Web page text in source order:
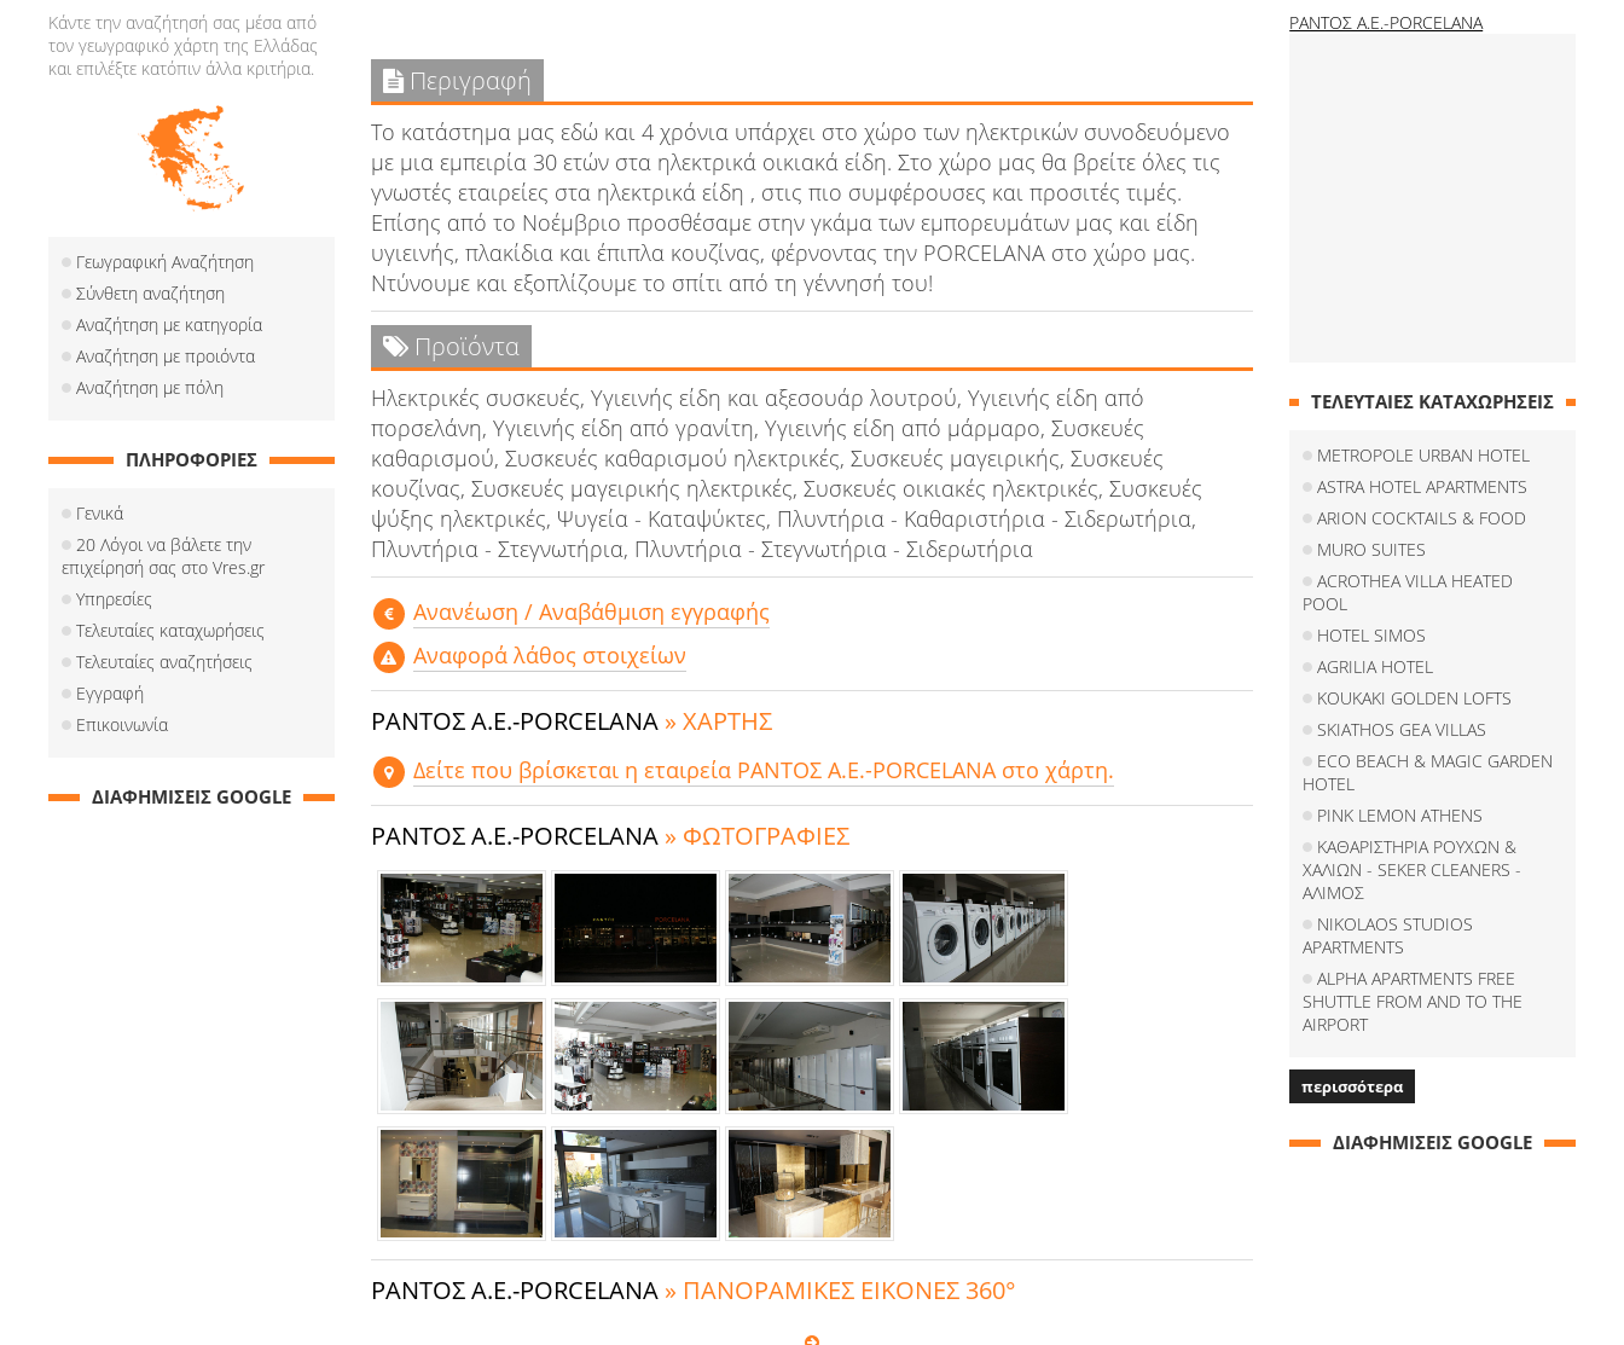
Περιγραφή
Το κατάστημα μας εδώ και 4 χρόνια υπάρχει στο χώρο των ηλεκτρικών συνοδευόμενο
με μια εμπειρία 30 ετών στα ηλεκτρικά οικιακά είδη. Στο χώρο μας θα βρείτε όλες τις
γνωστές εταιρείες στα ηλεκτρικά είδη , στις πιο συμφέρουσες και προσιτές τιμές.
Επίσης από το Νοέμβριο προσθέσαμε στην γκάμα των εμπορευμάτων μας και είδη
υγιεινής, πλακίδια και έπιπλα κουζίνας, φέρνοντας την PORCELANA στο χώρο μας.
Ντύνουμε και εξοπλίζουμε το σπίτι από τη γέννησή του!
Προϊόντα
Ηλεκτρικές συσκευές, Υγιεινής είδη και αξεσουάρ λουτρού, Υγιεινής είδη από
πορσελάνη, Υγιεινής είδη από γρανίτη, Υγιεινής είδη από μάρμαρο, Συσκευές
καθαρισμού, Συσκευές καθαρισμού ηλεκτρικές, Συσκευές μαγειρικής, Συσκευές
κουζίνας, Συσκευές μαγειρικής ηλεκτρικές, Συσκευές οικιακές ηλεκτρικές, Συσκευές
ψύξης ηλεκτρικές, Ψυγεία - Καταψύκτες, Πλυντήρια - Καθαριστήρια - Σιδερωτήρια,
Πλυντήρια - Στεγνωτήρια, Πλυντήρια - Στεγνωτήρια - Σιδερωτήρια
Aνανέωση / Αναβάθμιση εγγραφής
Αναφορά λάθος στοιχείων
ΡΑΝΤΟΣ Α.Ε.-PORCELANA » ΧΑΡΤΗΣ
Δείτε που βρίσκεται η εταιρεία ΡΑΝΤΟΣ Α.Ε.-PORCELANA στο χάρτη.
ΡΑΝΤΟΣ Α.Ε.-PORCELANA » ΦΩΤΟΓΡΑΦΙΕΣ
ΡΑΝΤΟΣ Α.Ε.-PORCELANA » ΠΑΝΟΡΑΜΙΚΕΣ ΕΙΚΟΝΕΣ 360°
Κάντε την αναζήτησή σας μέσα από
τον γεωγραφικό χάρτη της Ελλάδας
και επιλέξτε κατόπιν άλλα κριτήρια.
Γεωγραφική Αναζήτηση
Σύνθετη αναζήτηση
Αναζήτηση με κατηγορία
Αναζήτηση με προιόντα
Αναζήτηση με πόλη
ΠΛΗΡΟΦΟΡΙΕΣ
Γενικά
20 Λόγοι να βάλετε την
επιχείρησή σας στο Vres.gr
Υπηρεσίες
Τελευταίες καταχωρήσεις
Τελευταίες αναζητήσεις
Εγγραφή
Επικοινωνία
ΔΙΑΦΗΜΙΣΕΙΣ GOOGLE
ΡΑΝΤΟΣ Α.Ε.-PORCELANA
ΤΕΛΕΥΤΑΙΕΣ ΚΑΤΑΧΩΡΗΣΕΙΣ
METROPOLE URBAN HOTEL
ASTRA HOTEL APARTMENTS
ARION COCKTAILS & FOOD
MURO SUITES
ACROTHEA VILLA HEATED
POOL
HOTEL SIMOS
AGRILIA HOTEL
KOUKAKI GOLDEN LOFTS
SKIATHOS GEA VILLAS
ECO BEACH & MAGIC GARDEN
HOTEL
PINK LEMON ATHENS
ΚΑΘΑΡΙΣΤΗΡΙΑ ΡΟΥΧΩΝ &
ΧΑΛΙΩΝ - SEKER CLEANERS -
ΑΛΙΜΟΣ
NIKOLAOS STUDIOS
APARTMENTS
ALPHA APARTMENTS FREE
SHUTTLE FROM AND TO THE
AIRPORT
περισσότερα
ΔΙΑΦΗΜΙΣΕΙΣ GOOGLE